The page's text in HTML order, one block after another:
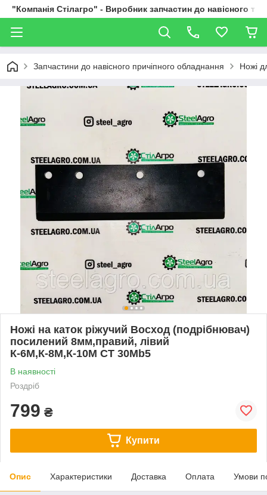
"Компанія Стілагро" - Виробник запчастин до навісного та
Запчастини до навісного причіпного обладнання Ножі
Ножі на каток ріжучий Восход (подрібнювач)
посилений 8мм,правий, лівий
К-6М,К-8М,К-10М СТ 30Mb5
В наявності
Роздріб
799 ₴
Купити
Опис Характеристики Доставка Оплата Умови